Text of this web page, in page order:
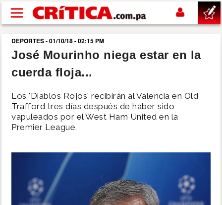
Pasar al contenido principal
buscar
SUCESOS
NACIONAL
POLÍTICA
DEPORTES
DEPORTES - 01/10/18 - 02:15 PM
José Mourinho niega estar en la
cuerda floja...
Los 'Diablos Rojos' recibirán al Valencia en Old
Trafford tres días después de haber sido
vapuleados por el West Ham United en la
Premier League.